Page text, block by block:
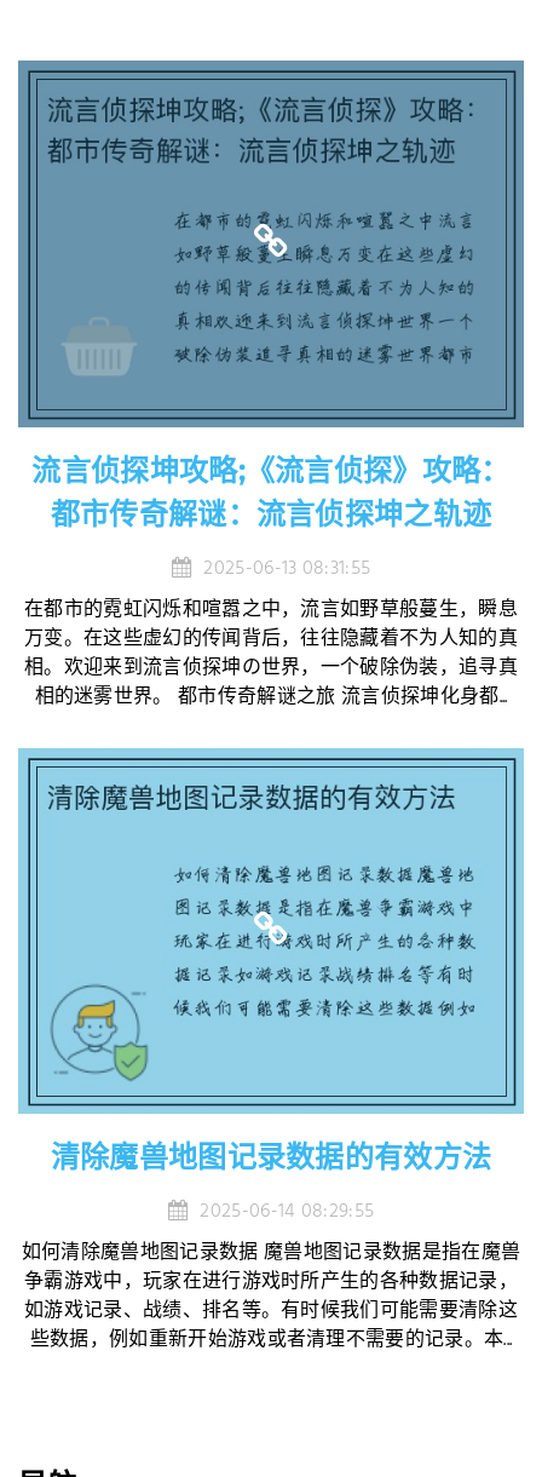
流言侦探坤攻略;《流言侦探》攻略：
都市传奇解谜：流言侦探坤之轨迹
2025-06-13 08:31:55
在都市的霓虹闪烁和喧嚣之中，流言如野草般蔓生，瞬息
万变。在这些虚幻的传闻背后，往往隐藏着不为人知的真
相。欢迎来到流言侦探坤の世界，一个破除伪装，追寻真
相的迷雾世界。 都市传奇解谜之旅 流言侦探坤化身都...
清除魔兽地图记录数据的有效方法
2025-06-14 08:29:55
如何清除魔兽地图记录数据 魔兽地图记录数据是指在魔兽
争霸游戏中，玩家在进行游戏时所产生的各种数据记录，
如游戏记录、战绩、排名等。有时候我们可能需要清除这
些数据，例如重新开始游戏或者清理不需要的记录。本...